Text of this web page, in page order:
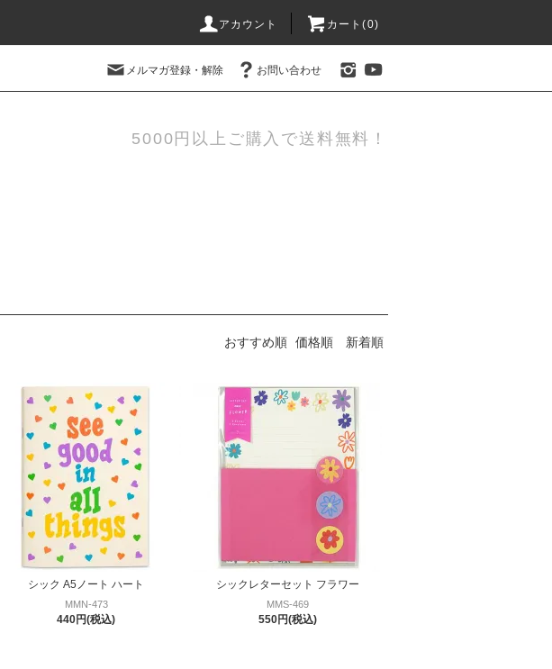
アカウント カート(0)
メルマガ登録・解除 お問い合わせ
5000円以上ご購入で送料無料！
おすすめ順 価格順 新着順
シック A5ノート ハート
MMN-473
440円(税込)
シックレターセット フラワー
MMS-469
550円(税込)